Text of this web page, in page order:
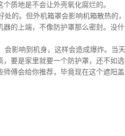
质地是不会让外壳氧化腐烂的。
的。但外机箱罩会影响机箱散热的
的上端，不像防护罩那么密封。没
影响到机身，这样会造成爆炸。当
要是家里就要一个防护罩，还不如
傅会给你推荐，毕竟现在这个遮阳